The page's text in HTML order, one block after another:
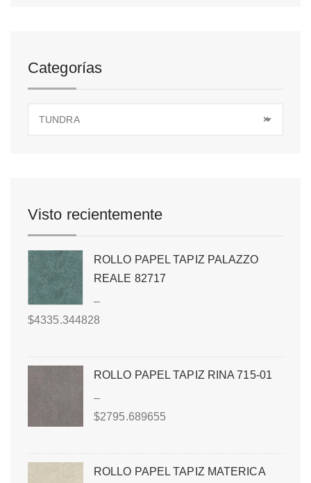
Categorías
×
TUNDRA
Visto recientemente
ROLLO PAPEL TAPIZ PALAZZO
REALE 82717
–
$4335.344828
ROLLO PAPEL TAPIZ RINA 715-01
–
$2795.689655
ROLLO PAPEL TAPIZ MATERICA